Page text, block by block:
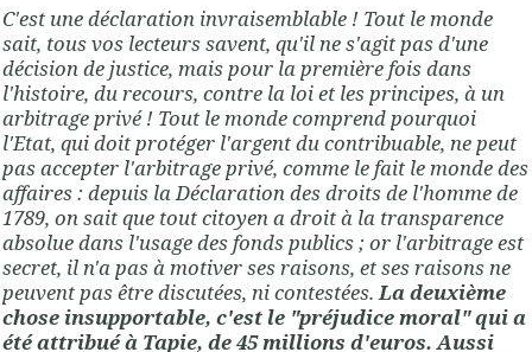
C'est une déclaration invraisemblable ! Tout le monde
sait, tous vos lecteurs savent, qu'il ne s'agit pas d'une
décision de justice, mais pour la première fois dans
l'histoire, du recours, contre la loi et les principes, à un
arbitrage privé ! Tout le monde comprend pourquoi
l'Etat, qui doit protéger l'argent du contribuable, ne peut
pas accepter l'arbitrage privé, comme le fait le monde des
affaires : depuis la Déclaration des droits de l'homme de
1789, on sait que tout citoyen a droit à la transparence
absolue dans l'usage des fonds publics ; or l'arbitrage est
secret, il n'a pas à motiver ses raisons, et ses raisons ne
peuvent pas être discutées, ni contestées.La deuxième
chose insupportable, c'est le "préjudice moral" qui a
été attribué à Tapie, de 45 millions d'euros. Aussi